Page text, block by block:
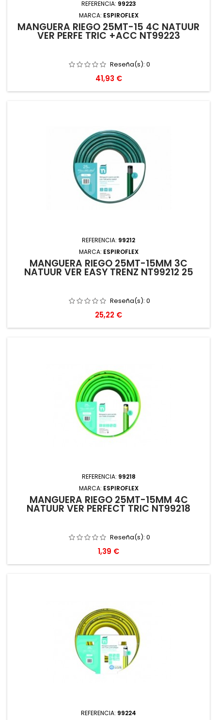
REFERENCIA: 99223
MARCA: ESPIROFLEX
MANGUERA RIEGO 25MT-15 4C NATUUR
VER PERFE TRIC +ACC NT99223
Reseña(s): 0
Precio
41,93 €
REFERENCIA: 99212
MARCA: ESPIROFLEX
MANGUERA RIEGO 25MT-15MM 3C
NATUUR VER EASY TRENZ NT99212 25
Reseña(s): 0
Precio
25,22 €
REFERENCIA: 99218
MARCA: ESPIROFLEX
MANGUERA RIEGO 25MT-15MM 4C
NATUUR VER PERFECT TRIC NT99218
Reseña(s): 0
Precio
1,39 €
REFERENCIA: 99224